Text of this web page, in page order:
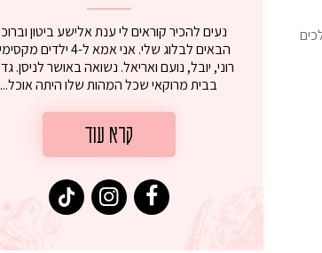
נעים להכיר קוראים לי ענת אלישע ביטון
הבאים לבלוג שלי. אני אמא ל-4 ילדים
רוני, יובל, נועם ואריאל. נשואה באושר לניסן.
בבית מרוקאי שכל המהות שלו היתה אוכל...
קרא עוד